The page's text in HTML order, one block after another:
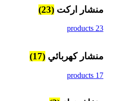
منشار اركت (23)
23 products
منشار كهربائي (17)
17 products